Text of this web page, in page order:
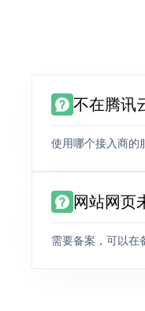
不在腾讯
使用哪个接入商的
网站网页
需要备案，可以在